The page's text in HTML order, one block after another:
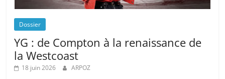
Dossier
YG : de Compton à la renaissance de
la Westcoast
18 juin 2026 ARPOZ